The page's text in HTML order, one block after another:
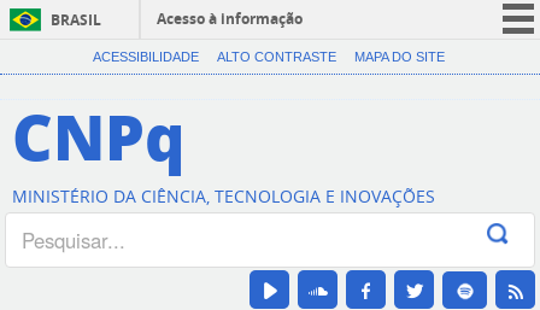
BRASIL
Acesso à informação
CORONAVÍRUS (COVID-19)
Canais
ACESSIBILIDADE ALTO CONTRASTE MAPA DO SITE
CNPq
MINISTÉRIO DA CIÊNCIA, TECNOLOGIA E INOVAÇÕES